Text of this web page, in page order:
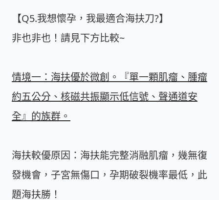
【Q5.我想懷孕，我最適合海扶刀?】
非也非也！請見下方比較~
情境一：海扶優於微創。『單一顆肌瘤、腫瘤
約五公分、核磁共振顯示低信號、聲通道安
全』的族群。
海扶較優原因：海扶能完整消融肌瘤，幾無復
發機會，子宮無傷口，孕期破裂機率最低，此
題海扶勝！